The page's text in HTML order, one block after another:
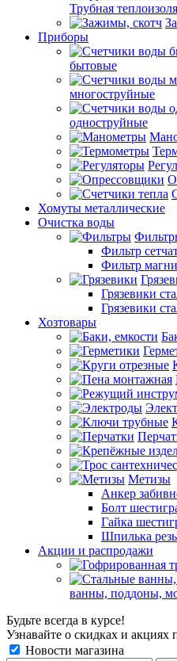
Трубная
Приборы
бытовые
многоструйные
одноструйные
Хомуты металлические
Очистка воды
Фильтр
Фильтр
Грязевики
Грязевики
Хозтовары
Метизы
Анкер
Болт
Гайка
Шпилька
Акции и распродажи
ванны, поддоны,
Будьте всегда в курсе!
Узнавайте о скидках и акциях
Новости магазина